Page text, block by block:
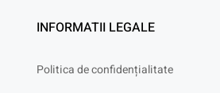
INFORMATII LEGALE
Politica de confidențialitate